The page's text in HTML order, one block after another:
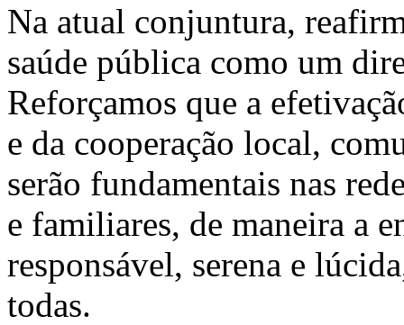
Na atual conjuntura,
saúde pública como um
Reforçamos que a
e da cooperação local,
serão fundamentais nas
e familiares, de maneira a
responsável, serena e
todas.